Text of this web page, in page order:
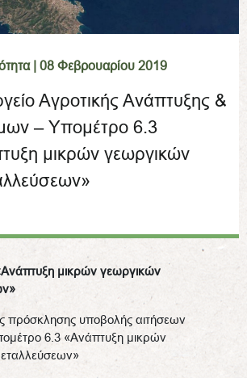
| 08 Φεβρουαρίου 2019
Αγροτικής Ανάπτυξης &
– Υπομέτρο 6.3
μικρών γεωργικών
μικρών γεωργικών
πρόσκλησης υποβολής αιτήσεων
6.3 «Ανάπτυξη μικρών